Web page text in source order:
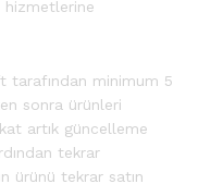
tarafından minimum 5
sonra ürünleri
artık güncelleme
tekrar
ürünü tekrar satın